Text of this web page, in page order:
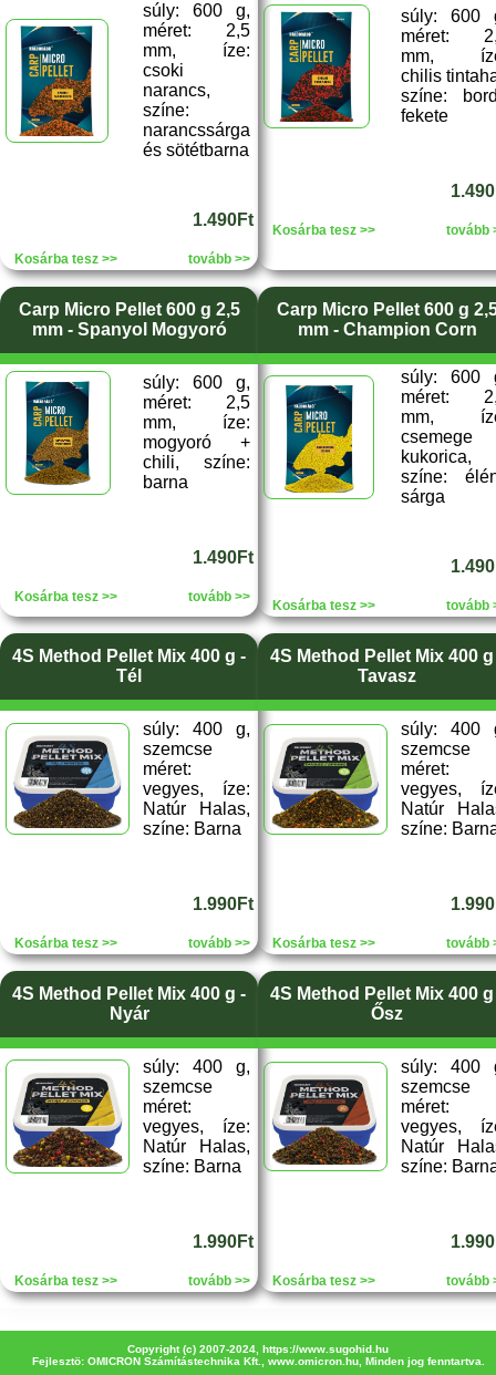
súly: 600 g,
méret: 2,5
mm, íze:
csoki
narancs,
színe:
narancssárga
és sötétbarna
1.490Ft
Kosárba tesz >> tovább >>
súly: 600
méret:
mm,
chilis
színe:
fekete
Kosárba tesz >> tovább
Carp Micro Pellet 600 g 2,5
mm - Spanyol Mogyoró
súly: 600 g,
méret: 2,5
mm, íze:
mogyoró +
chili, színe:
barna
1.490Ft
Kosárba tesz >> tovább >>
Carp Micro Pellet 600 g
mm - Champion Corn
súly: 600
méret:
mm,
csemege
kukorica,
színe:
sárga
Kosárba tesz >> tovább
4S Method Pellet Mix 400 g -
Tél
súly: 400 g,
szemcse
méret:
vegyes, íze:
Natúr Halas,
színe: Barna
1.990Ft
Kosárba tesz >> tovább >>
4S Method Pellet Mix 400 g
Tavasz
súly: 400
szemcse
méret:
vegyes,
Natúr
színe:
Kosárba tesz >> tovább
4S Method Pellet Mix 400 g -
Nyár
súly: 400 g,
szemcse
méret:
vegyes, íze:
Natúr Halas,
színe: Barna
1.990Ft
Kosárba tesz >> tovább >>
4S Method Pellet Mix 400 g
Ősz
súly: 400
szemcse
méret:
vegyes,
Natúr
színe:
Kosárba tesz >> tovább
Copyright (c) 2007-2024, https://www.sugohid.hu
Fejlesztö: OMICRON Számítástechnika Kft., www.omicron.hu, Minden jog fenntartva.